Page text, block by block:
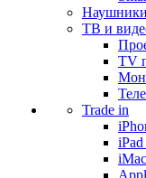
Наушники
ТВ и
TV
Trade in